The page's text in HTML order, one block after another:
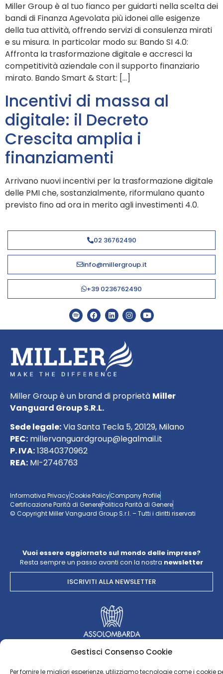
Gestisci Consenso Cookie
Per fornire le migliori esperienze, utilizziamo tecnologie come i cookie
Miller Group è al tuo fianco per guidarti nella scelta dei
bandi di Finanza Agevolata più idonei alle esigenze
della tua attività, offrendo servizi di consulenza mirati
e su misura. In particolar modo su: Bando SI 4.0:
Affronta la trasformazione digitale e accresci la
competitività aziendale con il supporto finanziario
mirato. Bando Smart & Start: […]
Incentivi di massa al
digitale: il Decreto
Crescita amplia i
finanziamenti
Arrivano nuovi incentivi per la trasformazione digitale
delle PMI che, sostanzialmente, riformulano quanto
previsto fino ad ora in merito agli investimenti 4.0.
02 36762490
info@millergroup.it
+39 0236762490
Miller Group è un brand di proprietà Miller
Vanguard Group S.R.L.
Sede legale:Via Santa Tecla 5, 20129, Milano
PEC: millervanguardgroup@legalmail.it
P. IVA:13840370962
REA: MI-2746763
Informativa PrivacyCookie PolicyCompany Profile
Certificazione Parità di GenerePolitica Parità di Genere
© Copyright Miller Vanguard Group S.r.l. – Tutti i diritti riservati
Vuoi essere aggiornato sul mondo delle imprese?
Resta sempre un passo avanti con la nostra newsletter
ISCRIVITI ALLA NEWSLETTER